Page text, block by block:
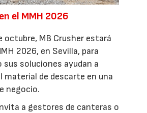
el MMH 2026
octubre, MB Crusher estará
2026, en Sevilla, para
soluciones ayudan a
de descarte en una
negocio.
a gestores de canteras o